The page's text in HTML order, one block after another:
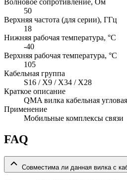
Волновое сопротивление, Ом
50
Верхняя частота (для серии), ГГц
18
Нижняя рабочая температура, °C
-40
Верхняя рабочая температура, °C
105
Кабельная группа
S16 / X9 / X34 / X28
Краткое описание
QMA вилка кабельная угловая
Применение
Мобильные комплексы связи
FAQ
Совместима ли данная вилка с